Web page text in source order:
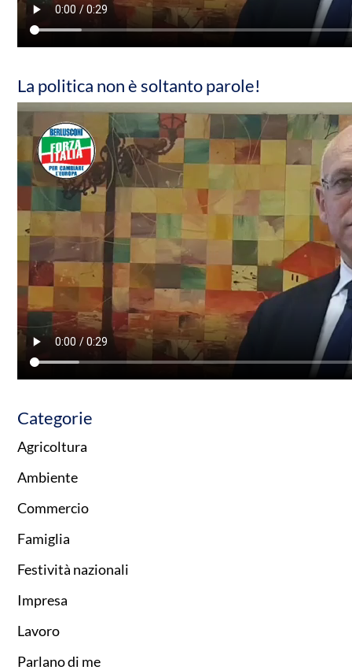
La politica non è soltanto parole!
Categorie
Agricoltura
Ambiente
Commercio
Famiglia
Festività nazionali
Impresa
Lavoro
Parlano di me